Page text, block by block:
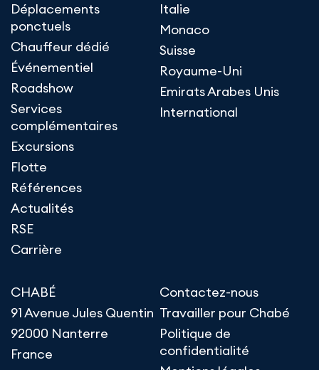
Déplacements
ponctuels
Chauffeur dédié
Événementiel
Roadshow
Services
complémentaires
Excursions
Flotte
Références
Actualités
RSE
Carrière
Italie
Monaco
Suisse
Royaume-Uni
Emirats Arabes Unis
International
CHABÉ
91 Avenue Jules Quentin
92000 Nanterre
France
Contactez-nous
Travailler pour Chabé
Politique de
confidentialité